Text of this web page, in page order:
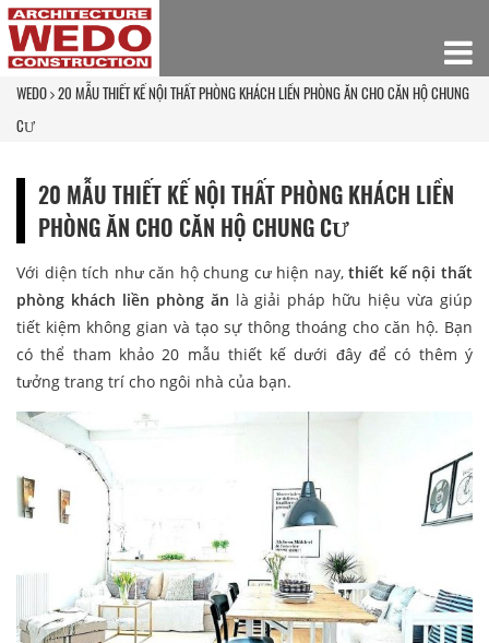
WEDO 20 MẪU THIẾT KẾ NỘI THẤT PHÒNG KHÁCH LIỀN PHÒNG ĂN CHO CĂN HỘ CHUNG
CƯ
20 MẪU THIẾT KẾ NỘI THẤT PHÒNG KHÁCH LIỀN
PHÒNG ĂN CHO CĂN HỘ CHUNG CƯ
Với diện tích như căn hộ chung cư hiện nay,thiết kế nội thất
phòng khách liền phòng ăn là giải pháp hữu hiệu vừa giúp
tiết kiệm không gian và tạo sự thông thoáng cho căn hộ. Bạn
có thể tham khảo 20 mẫu thiết kế dưới đây để có thêm ý
tưởng trang trí cho ngôi nhà của bạn.